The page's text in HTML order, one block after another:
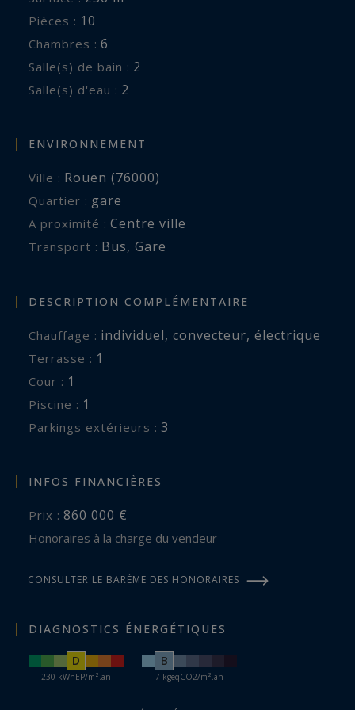
vie rare et recherché.
Les informations sur les risques auxquels ce
bien est exposé sont disponibles sur :
www.georisques.gouv.fr
Pièces : 10
Chambres : 6
Salle(s) de bain : 2
Salle(s) d'eau : 2
ENVIRONNEMENT
Ville : Rouen (76000)
Quartier : gare
A proximité : Centre ville
Transport : Bus, Gare
DESCRIPTION COMPLÉMENTAIRE
Chauffage : individuel, convecteur, électrique
terrasse : 1
cour : 1
piscine : 1
parkings extérieurs : 3
INFOS FINANCIÈRES
Prix : 860 000 €
Honoraires à la charge du vendeur
CONSULTER LE BARÈME DES HONORAIRES
DIAGNOSTICS ÉNERGÉTIQUES
D
230 kWhEP/m².an
B
7 kgeqCO2/m².an